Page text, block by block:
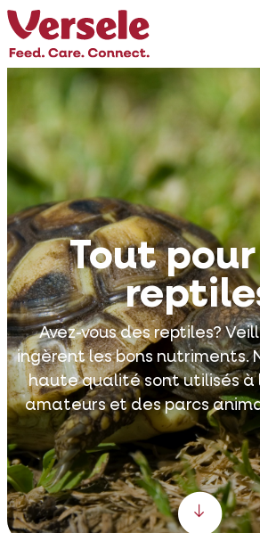
Tout
Avez-vous des reptiles?
ingèrent les bons nutriments.
haute qualité sont utilisés à
amateurs et des parcs